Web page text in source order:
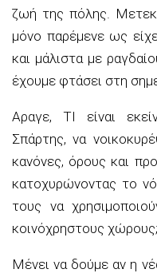
ζωή της πόλης.
μόνο παρέμενε ως
και μάλιστα με
έχουμε φτάσει στη
Αραγε, ΤΙ είναι
Σπάρτης, να
κανόνες, όρους και
κατοχυρώνοντας το
τους να
κοινόχρηστους χώρους;
Μένει να δούμε αν η